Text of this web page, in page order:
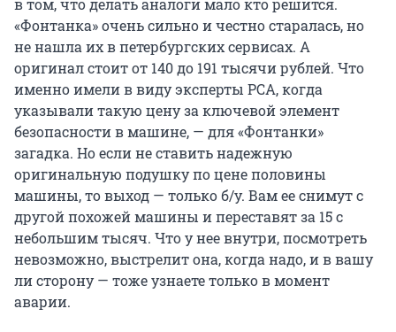
в том, что делать аналоги мало кто решится.
«Фонтанка» очень сильно и честно старалась, но
не нашла их в петербургских сервисах. А
оригинал стоит от 140 до 191 тысячи рублей. Что
именно имели в виду эксперты РСА, когда
указывали такую цену за ключевой элемент
безопасности в машине, — для «Фонтанки»
загадка. Но если не ставить надежную
оригинальную подушку по цене половины
машины, то выход — только б/у. Вам ее снимут с
другой похожей машины и переставят за 15 с
небольшим тысяч. Что у нее внутри, посмотреть
невозможно, выстрелит она, когда надо, и в вашу
ли сторону — тоже узнаете только в момент
аварии.